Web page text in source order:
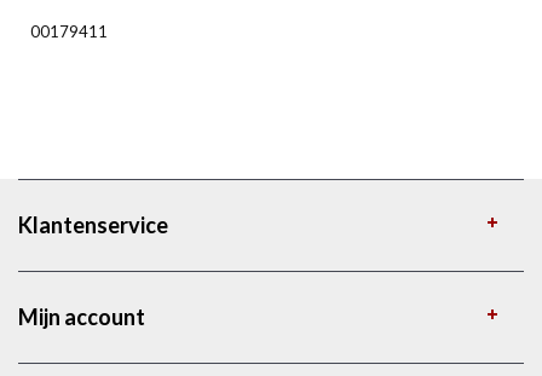
00179411
Klantenservice
Mijn account